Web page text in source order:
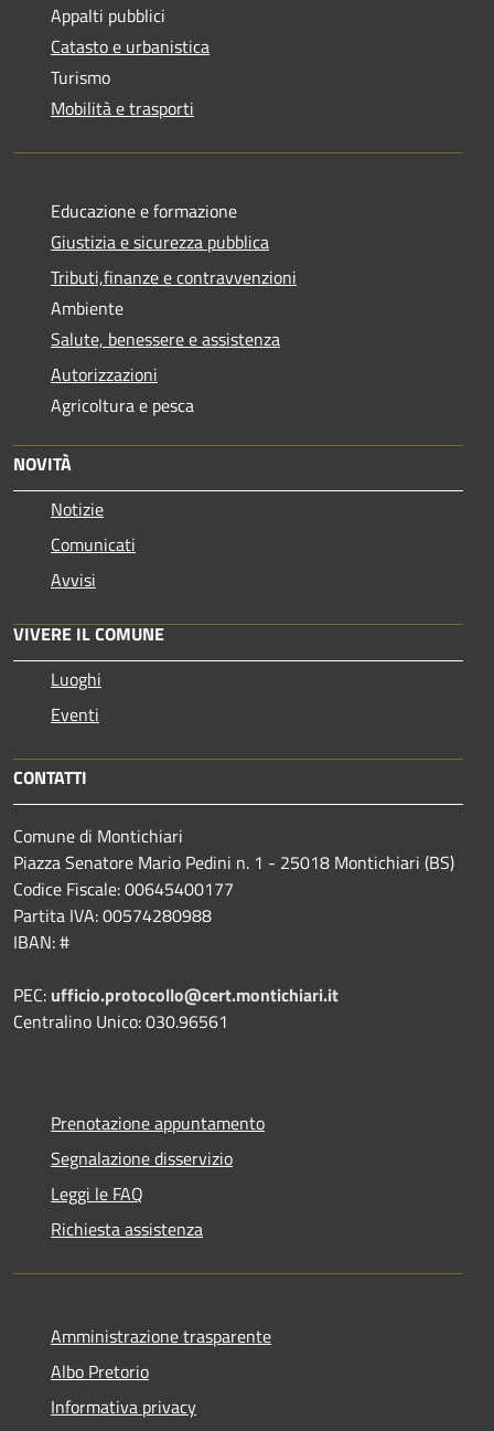
Appalti pubblici
Catasto e urbanistica
Turismo
Mobilità e trasporti
Educazione e formazione
Giustizia e sicurezza pubblica
Tributi,finanze e contravvenzioni
Ambiente
Salute, benessere e assistenza
Autorizzazioni
Agricoltura e pesca
NOVITÀ
Notizie
Comunicati
Avvisi
VIVERE IL COMUNE
Luoghi
Eventi
CONTATTI
Comune di Montichiari
Piazza Senatore Mario Pedini n. 1 - 25018 Montichiari (BS)
Codice Fiscale: 00645400177
Partita IVA: 00574280988
IBAN: #
PEC: ufficio.protocollo@cert.montichiari.it
Centralino Unico: 030.96561
Prenotazione appuntamento
Segnalazione disservizio
Leggi le FAQ
Richiesta assistenza
Amministrazione trasparente
Albo Pretorio
Informativa privacy